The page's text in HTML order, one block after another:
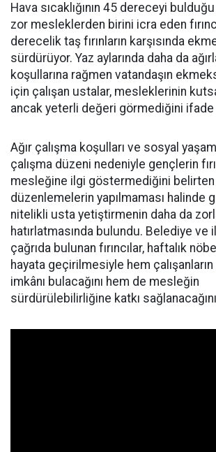
Hava sıcaklığının 45 dereceyi
zor mesleklerden birini icra eden
derecelik taş fırınların karşısında
sürdürüyor. Yaz aylarında daha da
koşullarına rağmen vatandaşın
için çalışan ustalar, mesleklerinin
ancak yeterli değeri görmediğini
Ağır çalışma koşulları ve sosyal
çalışma düzeni nedeniyle gençlerin
mesleğine ilgi göstermediğini
düzenlemelerin yapılmaması halinde
nitelikli usta yetiştirmenin daha da
hatırlatmasında bulundu. Belediye ve
çağrıda bulunan fırıncılar, haftalık
hayata geçirilmesiyle hem
imkânı bulacağını hem de mesleğin
sürdürülebilirliğine katkı